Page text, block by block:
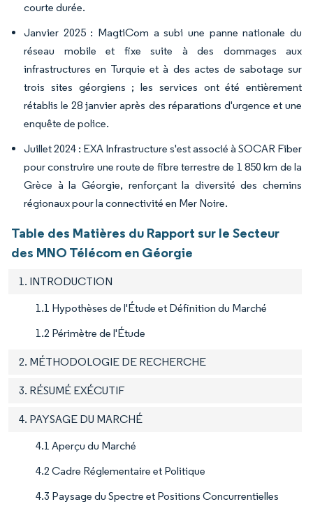
courte durée.
Janvier 2025 : MagtiCom a subi une panne nationale du
réseau mobile et fixe suite à des dommages aux
infrastructures en Turquie et à des actes de sabotage sur
trois sites géorgiens ; les services ont été entièrement
rétablis le 28 janvier après des réparations d'urgence et une
enquête de police.
Juillet 2024 : EXA Infrastructure s'est associé à SOCAR Fiber
pour construire une route de fibre terrestre de 1 850 km de la
Grèce à la Géorgie, renforçant la diversité des chemins
régionaux pour la connectivité en Mer Noire.
Table des Matières du Rapport sur le Secteur
des MNO Télécom en Géorgie
1. INTRODUCTION
1.1 Hypothèses de l'Étude et Définition du Marché
1.2 Périmètre de l'Étude
2. MÉTHODOLOGIE DE RECHERCHE
3. RÉSUMÉ EXÉCUTIF
4. PAYSAGE DU MARCHÉ
4.1 Aperçu du Marché
4.2 Cadre Réglementaire et Politique
4.3 Paysage du Spectre et Positions Concurrentielles